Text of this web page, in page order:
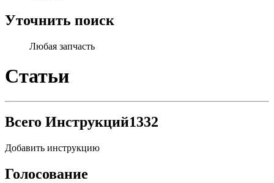
Уточнить поиск
Любая запчасть
Статьи
Всего Инструкций1332
Добавить инструкцию
Голосование